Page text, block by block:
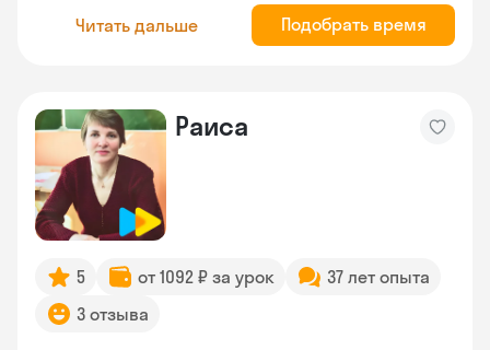
Читать дальше Подобрать время
Раиса
5 от 1092 ₽ за урок
37 лет опыта
3 отзыва